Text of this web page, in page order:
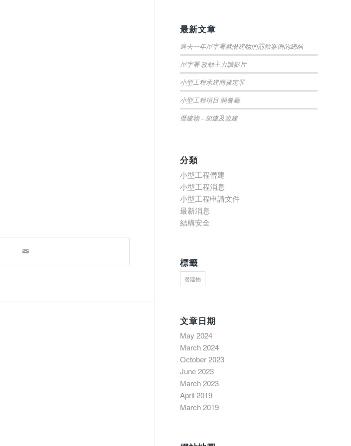
最新文章
過去一年屋宇署就僭建物的罰款案例的總結
屋宇署 改動主力牆影片
小型工程承建商被定罪
小型工程項目 開餐廳
僭建物 – 加建及改建
分類
小型工程僭建
小型工程消息
小型工程申請文件
最新消息
結構安全
標籤
僭建物
文章日期
May 2024
March 2024
October 2023
June 2023
March 2023
April 2019
March 2019